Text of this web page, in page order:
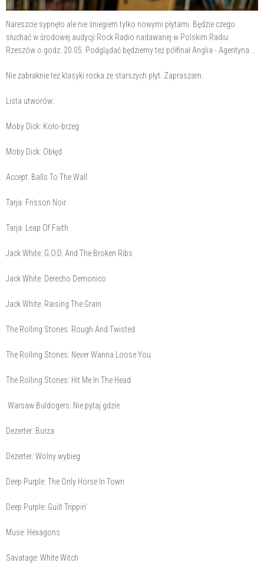
Nareszcie sypnęło ale nie śniegiem tylko nowymi płytami. Będzie czego
słuchać w środowej audycji Rock Radio nadawanej w Polskim Radiu
Rzeszów o godz. 20.05. Podglądać będziemy też półfinał Anglia - Agentyna...
Nie zabraknie też klasyki rocka ze starszych płyt. Zapraszam.
Lista utworów:
Moby Dick: Koło-brzeg
Moby Dick: Obłęd
Accept: Balls To The Wall
Tarja: Frisson Noir
Tarja: Leap Of Faith
Jack White: G.O.D. And The Broken Ribs
Jack White: Derecho Demonico
Jack White: Raising The Grain
The Rolling Stones: Rough And Twisted
The Rolling Stones: Never Wanna Loose You
The Rolling Stones: Hit Me In The Head
Warsaw Buldogers: Nie pytaj gdzie
Dezerter: Burza
Dezerter: Wolny wybieg
Deep Purple: The Only Horse In Town
Deep Purple: Guilt Trippin'
Muse: Hexagons
Savatage: White Witch